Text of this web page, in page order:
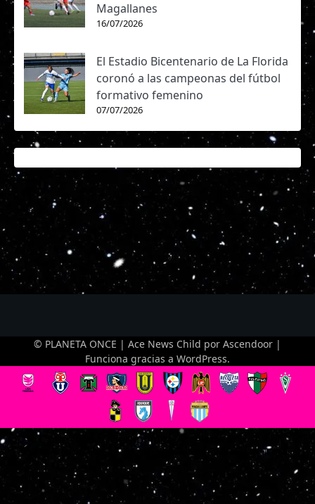
Magallanes
16/07/2026
El Estadio Bicentenario de La Florida
coronó a las campeonas del fútbol
formativo femenino
07/07/2026
© PLANETA ONCE | Ace News Child por Ascendoor |
Funciona gracias a WordPress.
Optimized by Seraphinite Accelerator
Turns on site high speed to be attractive for people and search engines.